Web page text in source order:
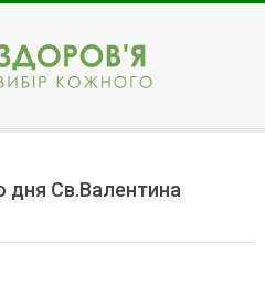
дня Св.Валентина